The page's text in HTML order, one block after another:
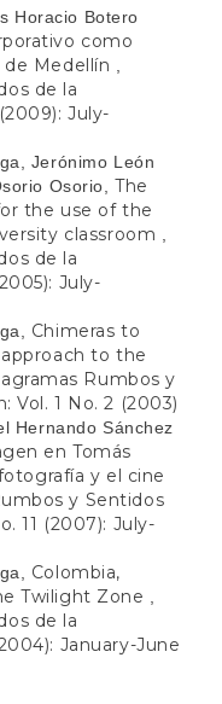
Horacio Botero
como
Medellín
de la
July-
Jerónimo León
Osorio,The
the use of the
classroom
de la
July-
Chimeras to
to the
Rumbos y
Vol. 1 No. 2 (2003)
Hernando Sánchez
en Tomás
y el cine
y Sentidos
11 (2007): July-
Colombia,
Twilight Zone
de la
January-June